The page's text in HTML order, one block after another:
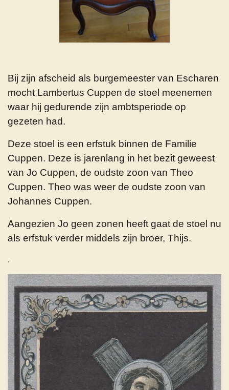
Bij zijn afscheid als burgemeester van Escharen
mocht Lambertus Cuppen de stoel meenemen
waar hij gedurende zijn ambtsperiode op
gezeten had.
Deze stoel is een erfstuk binnen de Familie
Cuppen. Deze is jarenlang in het bezit geweest
van Jo Cuppen, de oudste zoon van Theo
Cuppen. Theo was weer de oudste zoon van
Johannes Cuppen.
Aangezien Jo geen zonen heeft gaat de stoel nu
als erfstuk verder middels zijn broer, Thijs.
.